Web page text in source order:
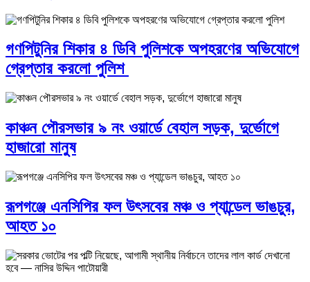
গণপিটুনির শিকার ৪ ডিবি পুলিশকে অপহরণের অভিযোগে
গ্রেপ্তার করলো পুলিশ
কাঞ্চন পৌরসভার ৯ নং ওয়ার্ডে বেহাল সড়ক, দুর্ভোগে
হাজারো মানুষ
রূপগঞ্জে এনসিপির ফল উৎসবের মঞ্চ ও প্যান্ডেল ভাঙচুর,
আহত ১০